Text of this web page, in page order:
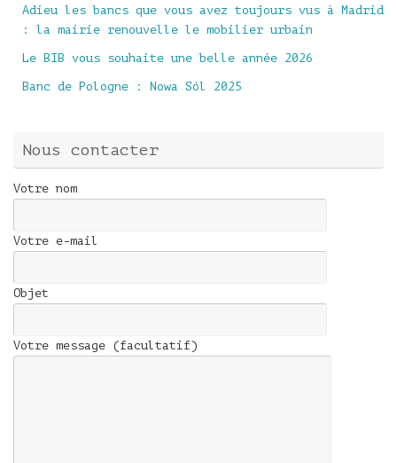
Adieu les bancs que vous avez toujours vus à Madrid
: la mairie renouvelle le mobilier urbain
Le BIB vous souhaite une belle année 2026
Banc de Pologne : Nowa Sól 2025
Nous contacter
Votre nom
Votre e-mail
Objet
Votre message (facultatif)